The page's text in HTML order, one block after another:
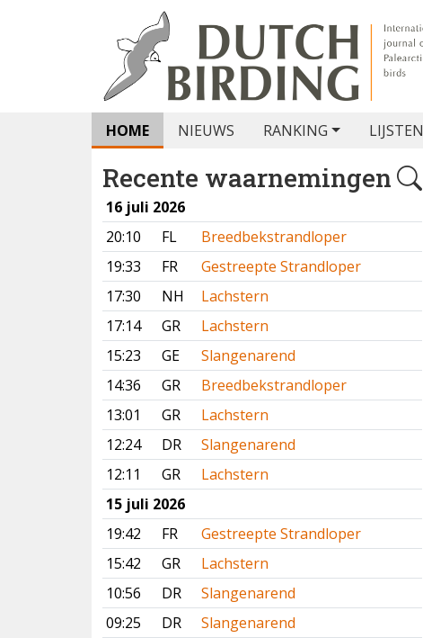
HOME NIEUWS RANKING LIJSTEN
Recente waarnemingen
16 juli 2026
20:10
FL
Breedbekstrandloper
19:33
FR
Gestreepte Strandloper
17:30
NH
Lachstern
17:14
GR
Lachstern
15:23
GE
Slangenarend
14:36
GR
Breedbekstrandloper
13:01
GR
Lachstern
12:24
DR
Slangenarend
12:11
GR
Lachstern
15 juli 2026
19:42
FR
Gestreepte Strandloper
15:42
GR
Lachstern
10:56
DR
Slangenarend
09:25
DR
Slangenarend